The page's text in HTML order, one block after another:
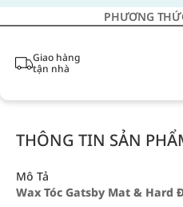
PHƯƠNG
Giao hàng
tận nhà
THÔNG TIN SẢN
Mô Tả
Wax Tóc Gatsby Mat & Hard